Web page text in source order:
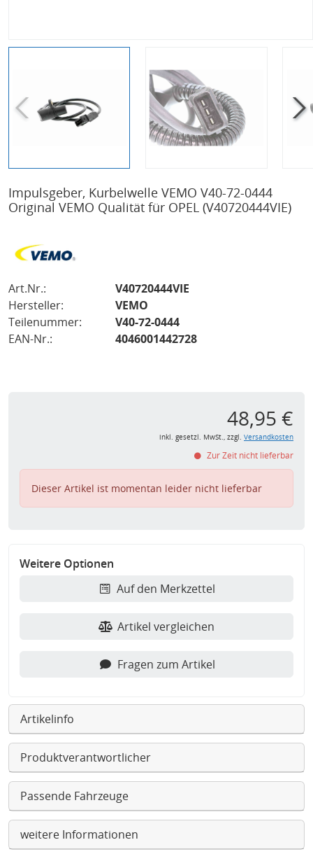
Impulsgeber, Kurbelwelle VEMO V40-72-0444
Original VEMO Qualität für OPEL (V40720444VIE)
Art.Nr.:
V40720444VIE
Hersteller:
VEMO
Teilenummer:
V40-72-0444
EAN-Nr.:
4046001442728
48,95 €
inkl. gesetzl. MwSt., zzgl. Versandkosten
Zur Zeit nicht lieferbar
Dieser Artikel ist momentan leider nicht lieferbar
Weitere Optionen
Auf den Merkzettel
Artikel vergleichen
Fragen zum Artikel
Artikelinfo
Produktverantwortlicher
Passende Fahrzeuge
weitere Informationen